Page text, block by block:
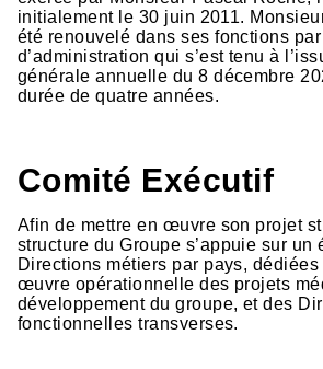
initialement le 30 juin 2011.
été renouvelé dans ses fonctions par
d’administration qui s’est tenu à
générale annuelle du 8 décembre
durée de quatre années.
Comité Exécutif
Afin de mettre en œuvre son projet
structure du Groupe s’appuie sur un
Directions métiers par pays,
œuvre opérationnelle des projets
développement du groupe, et des
fonctionnelles transverses.